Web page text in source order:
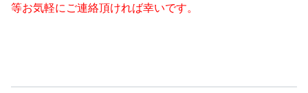
等お気軽にご連絡頂ければ幸いです。